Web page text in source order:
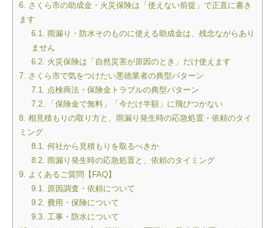
6. さくら市の助成金・火災保険は「使えない前提」で正直に書き
ます
6.1. 雨漏り・防水そのものに使える助成金は、残念ながらあり
ません
6.2. 火災保険は「自然災害が原因のとき」だけ使えます
7. さくら市で気をつけたい悪徳業者の典型パターン
7.1. 点検商法・保険金トラブルの典型パターン
7.2. 「保険金で無料」「今だけ半額」に飛びつかない
8. 相見積もりの取り方と、雨漏り発生時の応急処置・依頼のタイ
ミング
8.1. 何社から見積もりを取るべきか
8.2. 雨漏り発生時の応急処置と、依頼のタイミング
9. よくあるご質問【FAQ】
9.1. 原因調査・依頼について
9.2. 費用・保険について
9.3. 工事・防水について